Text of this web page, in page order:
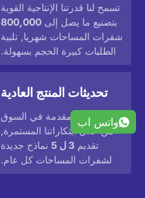
تسمح لنا قدرتنا الإنتاجية القوية
بتصنيع ما يصل إلى 800,000
شفرات المساحات شهريا, تلبية
الطلبات كبيرة الحجم بسهولة.
تحديثات المنتج العادية
البقاء في المقدمة في السوق
من خلال ابتكاراتنا المستمرة,
تقديم 3 ل 5
نماذج جديدة
لشفرات المساحات كل عام.
واتس اب